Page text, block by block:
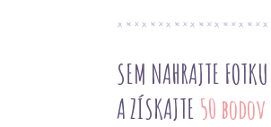
SEM NAHRAJTE FOTKU
A ZÍSKAJTE 50 bodov